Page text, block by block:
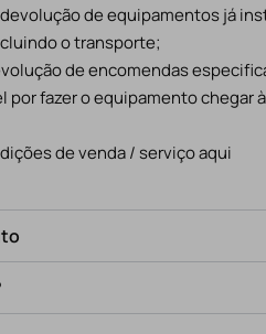
de equipamentos já
o transporte;
de encomendas
por fazer o equipamento chegar
de venda / serviço aqui